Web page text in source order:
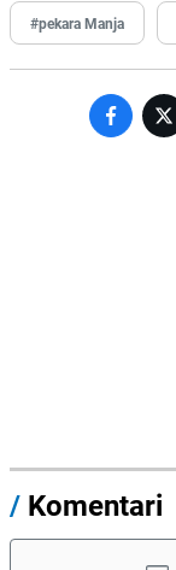
#pekara Manja
/ Komentari